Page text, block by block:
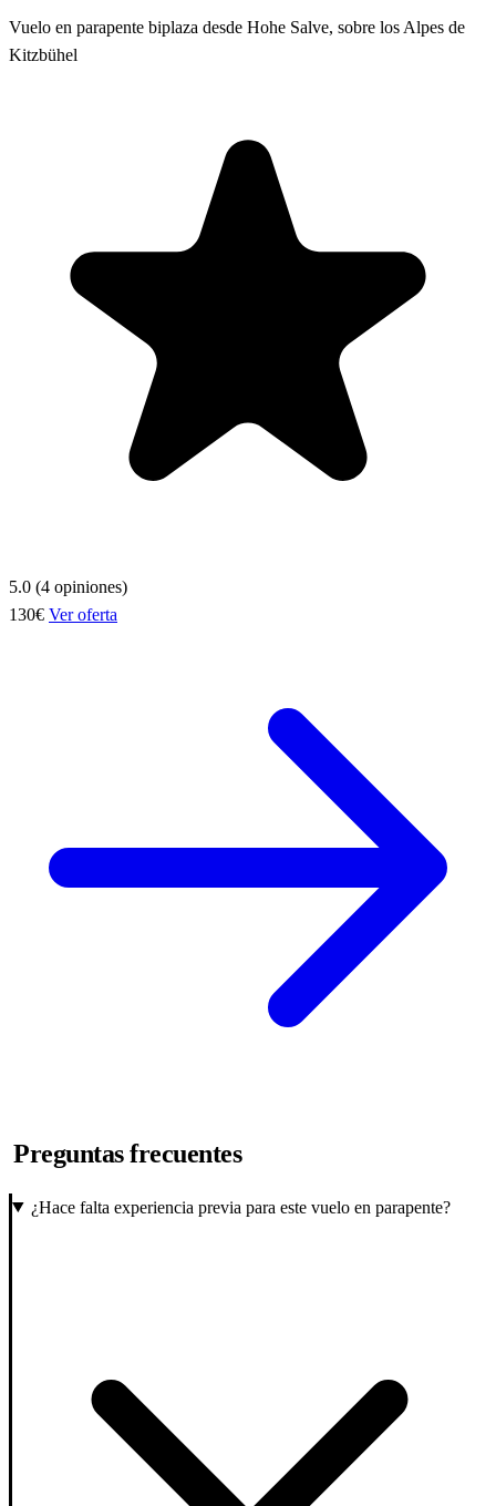
Vuelo en parapente biplaza desde Hohe Salve, sobre los Alpes de
Kitzbühel
5.0 (4 opiniones)
130€ Ver oferta
Preguntas frecuentes
¿Hace falta experiencia previa para este vuelo en parapente?